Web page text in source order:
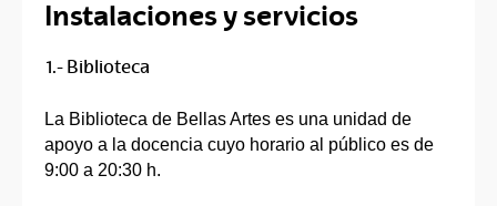
Instalaciones y servicios
1.- Biblioteca
La Biblioteca de Bellas Artes es una unidad de
apoyo a la docencia cuyo horario al público es de
9:00 a 20:30 h.